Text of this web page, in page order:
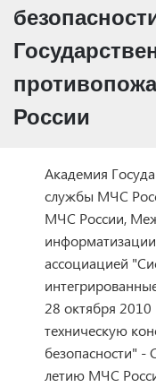
России
Академия
службы МЧС
МЧС России,
ассоциацией
28 октября
техническую
безопасности"
летию МЧС